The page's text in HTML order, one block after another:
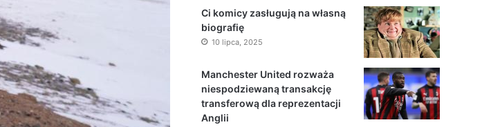
Ci komicy zasługują na własną
biografię
10 lipca, 2025
Manchester United rozważa
niespodziewaną transakcję
transferową dla reprezentacji
Anglii